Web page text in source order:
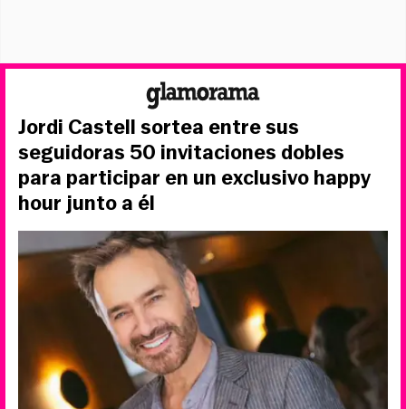
Jordi Castell sortea entre sus
seguidoras 50 invitaciones dobles
para participar en un exclusivo happy
hour junto a él